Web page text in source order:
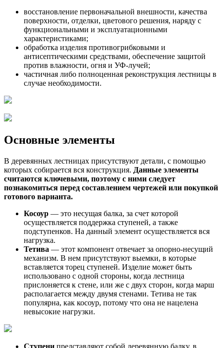
восстановление первоначальной внешности, качества
поверхности, отделки, цветового решения, наряду с
функциональными и эксплуатационными
характеристиками;
обработка изделия противогрибковыми и
антисептическими средствами, обеспечение защитой
против влажности, огня и УФ-лучей;
частичная либо полноценная реконструкция лестницы в
случае необходимости.
Основные элементы
В деревянных лестницах присутствуют детали, с помощью
которых собирается вся конструкция. Данные элементы
считаются ключевыми, поэтому с ними следует
познакомиться перед составлением чертежей или покупкой
готового варианта.
Косоур — это несущая балка, за счет которой
осуществляется поддержка ступеней, а также
подступенков. На данный элемент осуществляется вся
нагрузка.
Тетива — этот компонент отвечает за опорно-несущий
механизм. В нем присутствуют выемки, в которые
вставляется торец ступеней. Изделие может быть
использовано с одной стороны, когда лестница
прислоняется к стене, или же с двух сторон, когда марш
располагается между двумя стенами. Тетива не так
популярна, как косоур, потому что она не нацелена
невысокие нагрузки.